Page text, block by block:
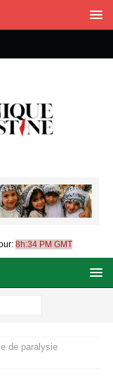
8h:34 PM GMT
de paralysie